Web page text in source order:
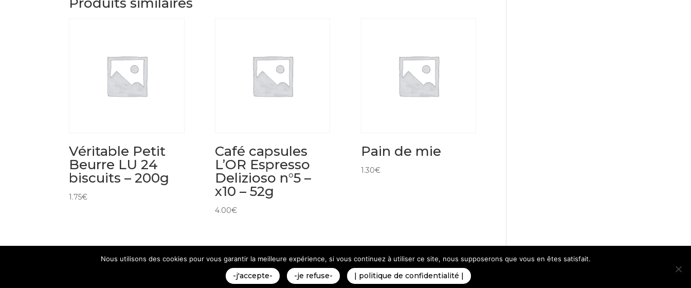
Véritable Petit
Beurre LU 24
biscuits – 200g
1.75€
Café capsules
L’OR Espresso
Delizioso n°5 –
x10 – 52g
4.00€
Pain de mie
1.30€
Politique de Confidentialité Plan du Site Création Site Internet | WEBILIKO |
Nous utilisons des cookies pour vous garantir la meilleure expérience, si vous continuez à utiliser ce site, nous supposerons que vous en êtes satisfait.
-j'accepte- -je refuse- | politique de confidentialité |